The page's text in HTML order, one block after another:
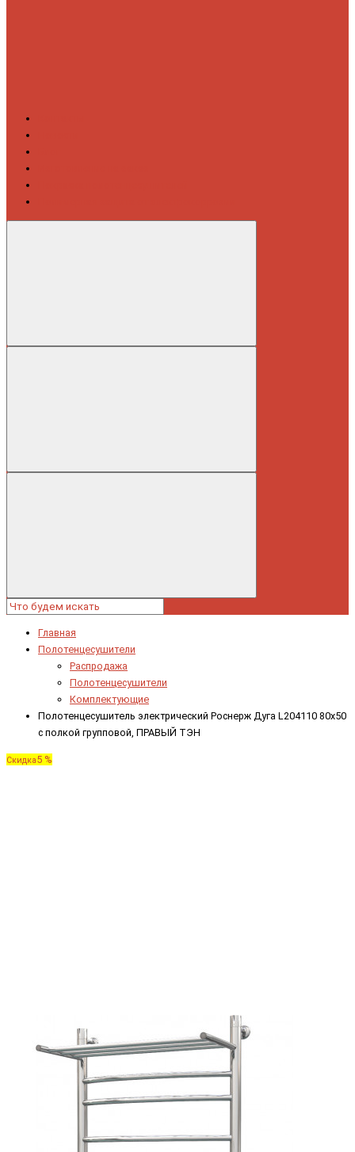
Главная
Полотенцесушители
Распродажа
Полотенцесушители
Комплектующие
Полотенцесушитель электрический Роснерж Дуга L204110 80x50
с полкой групповой, ПРАВЫЙ ТЭН
Скидка5 %